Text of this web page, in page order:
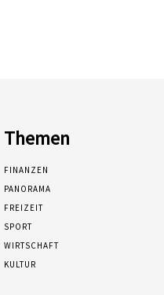
Themen
FINANZEN
PANORAMA
FREIZEIT
SPORT
WIRTSCHAFT
KULTUR